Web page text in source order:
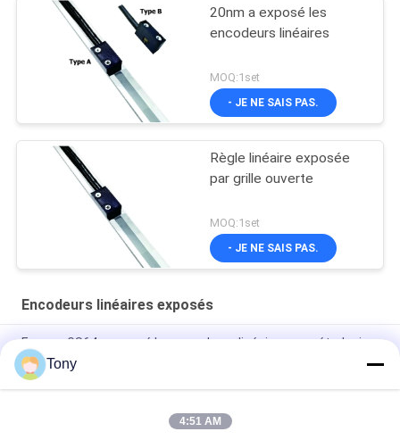
20nm a exposé les
encodeurs linéaires
MOQ:1set
- JE NE SAIS PAS.
Règle linéaire exposée
par grille ouverte
MOQ:1set
- JE NE SAIS PAS.
Encodeurs linéaires exposés
Easson GS64 a exposé les encodeurs linéaires en métrologie
3000mm ont exposé les encodeurs linéaires pour l'appareil de
mesure
La grille ouverte réfléchie optique d'équipement de métrologie
Tony
4:51 AM